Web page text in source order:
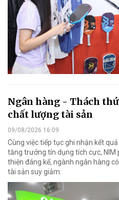
Ngân hàng - Thách
chất lượng tài sản
09/08/2026 16:09
Cùng việc tiếp tục ghi nhận kết
tăng trưởng tín dụng tích cực, NIM
thiện đáng kể, ngành ngân hàng
tài sản suy giảm.